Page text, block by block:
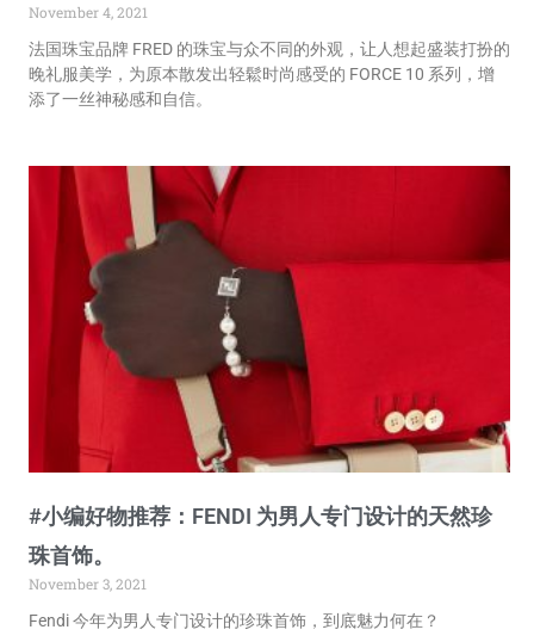
November 4, 2021
法国珠宝品牌 FRED 的珠宝与众不同的外观，让人想起盛装打扮的
晚礼服美学，为原本散发出轻鬆时尚感受的 FORCE 10 系列，增
添了一丝神秘感和自信。
#小编好物推荐：FENDI 为男人专门设计的天然珍
珠首饰。
November 3, 2021
Fendi 今年为男人专门设计的珍珠首饰，到底魅力何在？